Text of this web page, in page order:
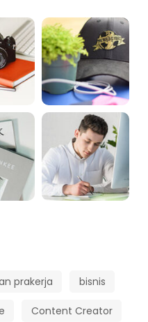
prakerja bisnis
Content Creator